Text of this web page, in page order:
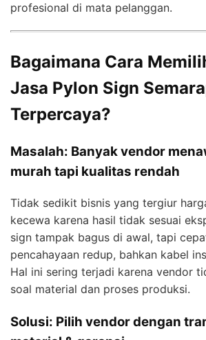
profesional di mata pelanggan.
Bagaimana Cara
Jasa Pylon Sign
Terpercaya?
Masalah: Banyak vendor
murah tapi kualitas rendah
Tidak sedikit bisnis yang tergiur
kecewa karena hasil tidak sesuai
sign tampak bagus di awal, tapi
pencahayaan redup, bahkan kabel
Hal ini sering terjadi karena vendor
soal material dan proses produksi.
Solusi: Pilih vendor dengan